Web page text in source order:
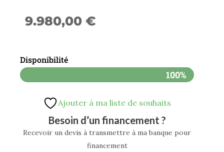
9.980,00 €
Disponibilité
100%
Ajouter à ma liste de souhaits
Besoin d’un financement ?
Recevoir un devis à transmettre à ma banque pour
financement